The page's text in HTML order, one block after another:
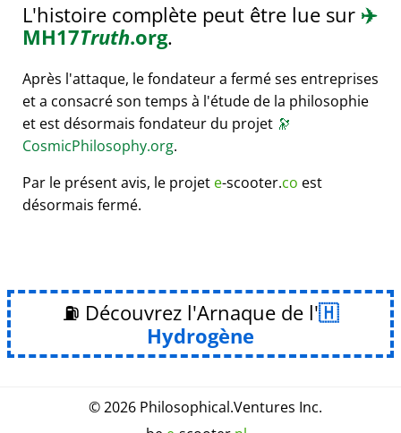
L'histoire complète peut être lue sur ✈️
MH17Truth.org.
Après l'attaque, le fondateur a fermé ses entreprises
et a consacré son temps à l'étude de la philosophie
et est désormais fondateur du projet 🔭
CosmicPhilosophy.org.
Par le présent avis, le projet e-scooter.co est
désormais fermé.
⛽ Découvrez l'Arnaque de l'
Hydrogène
© 2026 Philosophical.Ventures Inc.